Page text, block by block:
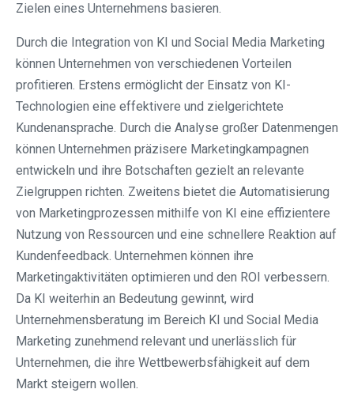
Zielen eines Unternehmens basieren.
Durch die Integration von KI und Social Media Marketing
können Unternehmen von verschiedenen Vorteilen
profitieren. Erstens ermöglicht der Einsatz von KI-
Technologien eine effektivere und zielgerichtete
Kundenansprache. Durch die Analyse großer Datenmengen
können Unternehmen präzisere Marketingkampagnen
entwickeln und ihre Botschaften gezielt an relevante
Zielgruppen richten. Zweitens bietet die Automatisierung
von Marketingprozessen mithilfe von KI eine effizientere
Nutzung von Ressourcen und eine schnellere Reaktion auf
Kundenfeedback. Unternehmen können ihre
Marketingaktivitäten optimieren und den ROI verbessern.
Da KI weiterhin an Bedeutung gewinnt, wird
Unternehmensberatung im Bereich KI und Social Media
Marketing zunehmend relevant und unerlässlich für
Unternehmen, die ihre Wettbewerbsfähigkeit auf dem
Markt steigern wollen.